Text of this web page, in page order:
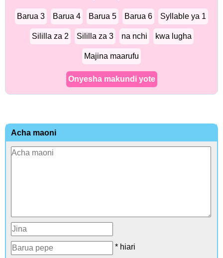
Barua 3 Barua 4 Barua 5 Barua 6 Syllable ya 1
Sililla za 2 Sililla za 3 na nchi kwa lugha
Majina maarufu
Onyesha makundi yote
Acha maoni
* hiari